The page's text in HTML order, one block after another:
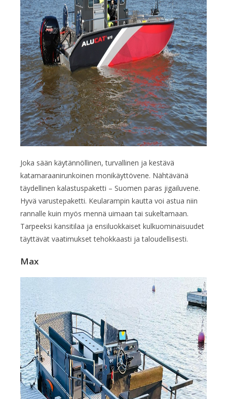
Joka sään käytännöllinen, turvallinen ja kestävä
katamaraani­runkoinen monikäyttö­vene. Nähtävänä
täydellinen kalastuspaketti – Suomen paras jigailuvene.
Hyvä varustepaketti. Keularampin kautta voi astua niin
rannalle kuin myös mennä uimaan tai sukeltamaan.
Tarpeeksi kansitilaa ja ensiluokkaiset kulkuominaisuudet
täyttävät vaatimukset tehokkaasti ja taloudellisesti.
Max